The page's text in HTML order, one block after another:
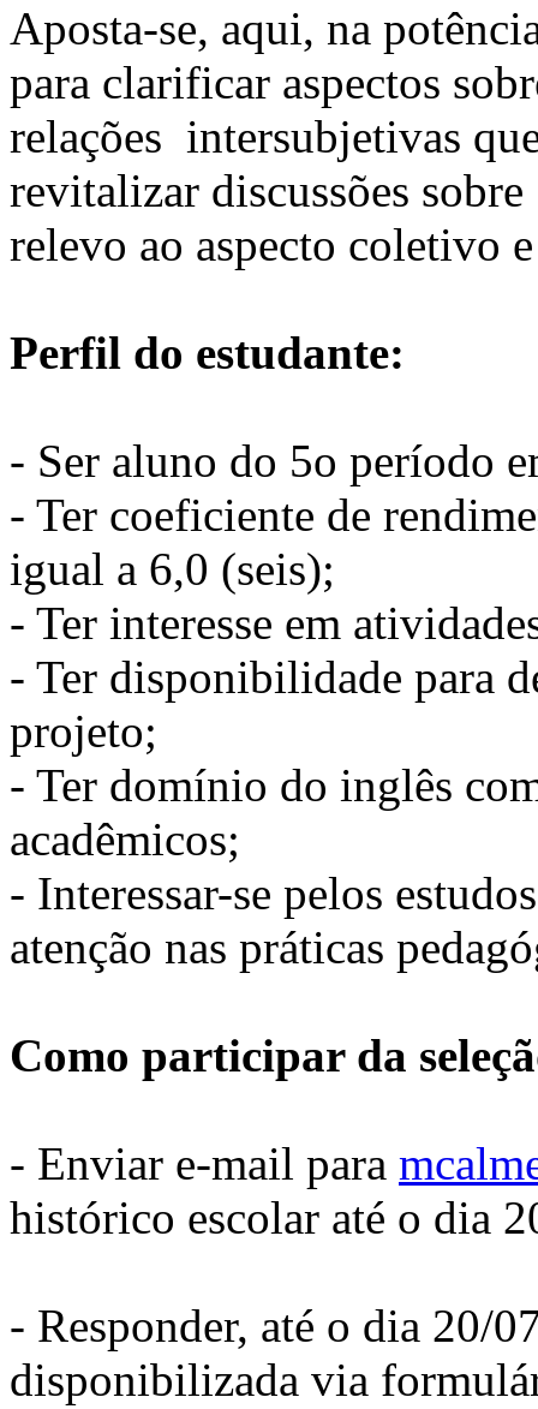
Aposta-se, aqui, na
para clarificar aspectos
relações intersubjetivas
revitalizar discussões
relevo ao aspecto coletivo
Perfil do estudante:
- Ser aluno do 5o período
- Ter coeficiente de
igual a 6,0 (seis);
- Ter interesse em
- Ter disponibilidade para
projeto;
- Ter domínio do inglês
acadêmicos;
- Interessar-se pelos
atenção nas práticas
Como participar da
- Enviar e-mail para
histórico escolar até o dia
- Responder, até o dia 20/
disponibilizada via